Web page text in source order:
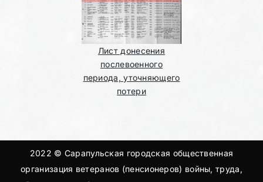
Лист донесения
послевоенного
периода, уточняющего
потери
2022 © Сарапульская городская общественная
организация ветеранов (пенсионеров) войны, труда,